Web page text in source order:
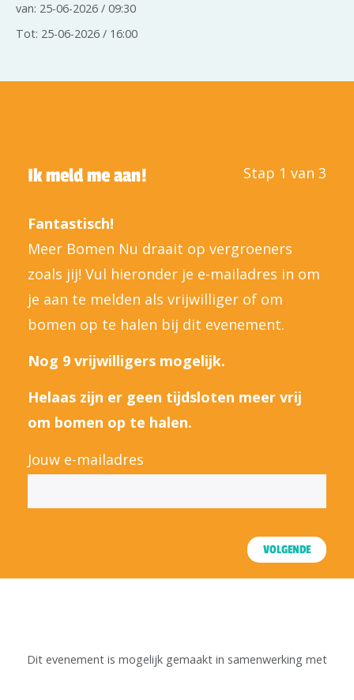
van: 25-06-2026 / 09:30
Tot: 25-06-2026 / 16:00
Ik meld me aan! Stap 1 van 3
Fantastisch!
Meer Bomen Nu draait op vergroeners
zoals jij! Vul hieronder je e-mailadres in om
je aan te melden als vrijwilliger of om
bomen op te halen bij dit evenement.
Nog 9 vrijwilligers mogelijk.
Helaas zijn er geen tijdsloten meer vrij
om bomen op te halen.
Jouw e-mailadres
VOLGENDE
Dit evenement is mogelijk gemaakt in samenwerking met